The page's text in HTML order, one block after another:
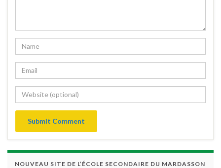
NOUVEAU SITE DE L’ÉCOLE SECONDAIRE DU MARDASSON